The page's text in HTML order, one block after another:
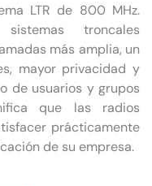
LTR de 800 MHz.
troncales
más amplia, un
mayor privacidad y
de usuarios y grupos
que las radios
prácticamente
de su empresa.